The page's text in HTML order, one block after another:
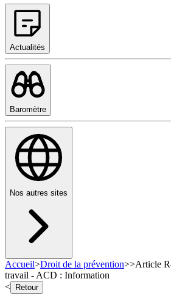
Actualités
Baromètre
Nos autres sites
Accueil>Droit de la prévention>>Article
travail - ACD : Information
<
Retour